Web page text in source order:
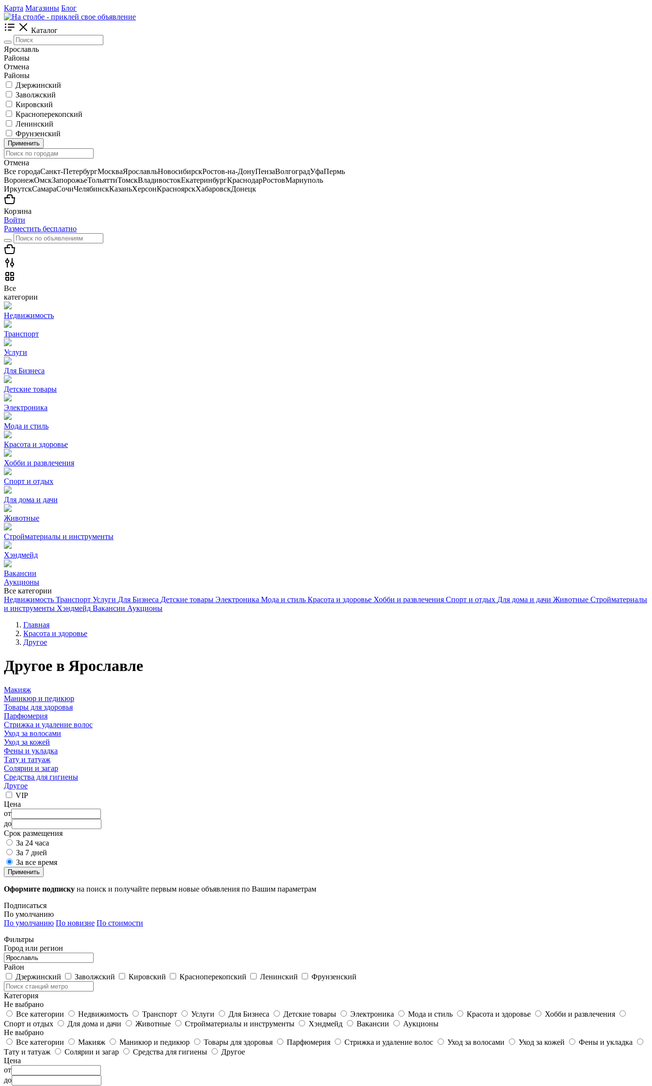
Карта Магазины Блог
Каталог
Ярославль
Районы
Отмена
Районы
Дзержинский
Заволжский
Кировский
Красноперекопский
Ленинский
Фрунзенский
Применить
Отмена
Все городаСанкт-ПетербургМоскваЯрославльНовосибирскРостов-на-ДонуПензаВолгоградУфаПермь
ВоронежОмскЗапорожьеТольяттиТомскВладивостокЕкатеринбургКраснодарРостовМариуполь
ИркутскСамараСочиЧелябинскКазаньХерсонКрасноярскХабаровскДонецк
Корзина
Войти
Разместить бесплатно
Все
категории
Недвижимость
Транспорт
Услуги
Для Бизнеса
Детские товары
Электроника
Мода и стиль
Красота и здоровье
Хобби и развлечения
Спорт и отдых
Для дома и дачи
Животные
Стройматериалы и инструменты
Хэндмейд
Вакансии
Аукционы
Все категории
Недвижимость Транспорт Услуги Для Бизнеса Детские товары Электроника Мода и стиль Красота и здоровье Хобби и развлечения Спорт и отдых Для дома и дачи Животные Стройматериалы
и инструменты Хэндмейд Вакансии Аукционы
Главная
Красота и здоровье
Другое
Другое в Ярославле
Макияж
Маникюр и педикюр
Товары для здоровья
Парфюмерия
Стрижка и удаление волос
Уход за волосами
Уход за кожей
Фены и укладка
Тату и татуаж
Солярии и загар
Средства для гигиены
Другое
VIP
Цена
от
до
Срок размещения
За 24 часа
За 7 дней
За все время
Применить
Оформите подписку на поиск и получайте первым новые объявления по Вашим параметрам
Подписаться
По умолчанию
По умолчанию По новизне По стоимости
Фильтры
Город или регион
Район
Дзержинский
Заволжский Кировский Красноперекопский Ленинский Фрунзенский
Категория
Не выбрано
Все категории
Недвижимость Транспорт Услуги Для Бизнеса Детские товары Электроника Мода и стиль Красота и здоровье
Хобби и развлечения
Спорт и отдых
Для дома и дачи Животные Стройматериалы и инструменты Хэндмейд Вакансии
Аукционы
Не выбрано
Все категории
Макияж Маникюр и педикюр Товары для здоровья Парфюмерия Стрижка и удаление волос Уход за волосами Уход за кожей
Фены и укладка
Тату и татуаж
Солярии и загар Средства для гигиены
Другое
Цена
от
до